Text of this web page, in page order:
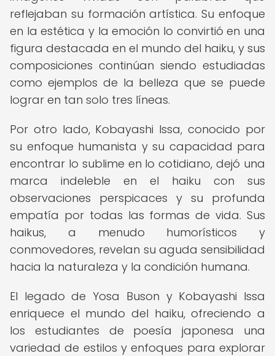
reflejaban su formación artística. Su enfoque
en la estética y la emoción lo convirtió en una
figura destacada en el mundo del haiku, y sus
composiciones continúan siendo estudiadas
como ejemplos de la belleza que se puede
lograr en tan solo tres líneas.
Por otro lado, Kobayashi Issa, conocido por
su enfoque humanista y su capacidad para
encontrar lo sublime en lo cotidiano, dejó una
marca indeleble en el haiku con sus
observaciones perspicaces y su profunda
empatía por todas las formas de vida. Sus
haikus, a menudo humorísticos y
conmovedores, revelan su aguda sensibilidad
hacia la naturaleza y la condición humana.
El legado de Yosa Buson y Kobayashi Issa
enriquece el mundo del haiku, ofreciendo a
los estudiantes de poesía japonesa una
variedad de estilos y enfoques para explorar